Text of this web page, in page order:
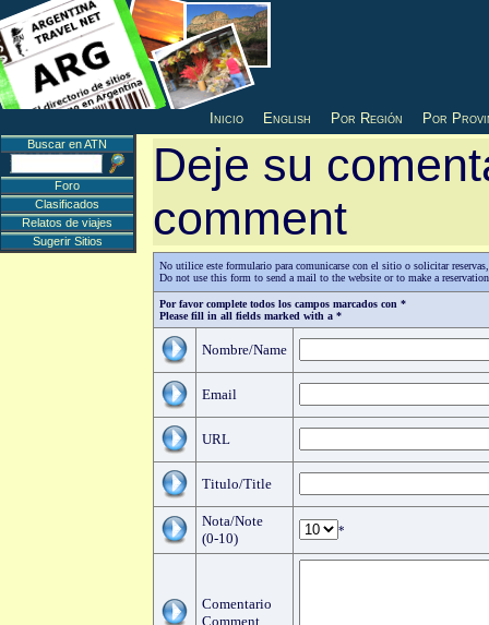
Inicio English Por Región Por
Deje su
comment
No utilice este formulario para comunicarse con el sitio o solicitar
Do not use this form to send a mail to the website or to make a
Por favor complete todos los campos marcados con *
Please fill in all fields marked with a *
Nombre/Name
Email
URL
Titulo/Title
Nota/Note
(0-10)
*
Comentario
Comment
Buscar en ATN
Foro
Clasificados
Relatos de viajes
Sugerir Sitios